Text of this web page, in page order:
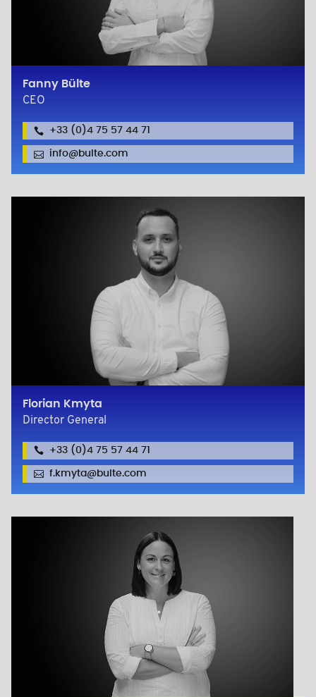
Fanny Bülte
CEO
+33 (0)4 75 57 44 71
info@bulte.com
Florian Kmyta
Director General
+33 (0)4 75 57 44 71
f.kmyta@bulte.com